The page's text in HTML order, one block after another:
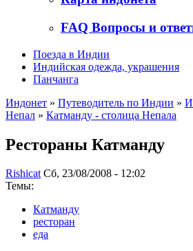
FAQ Вопросы и
Поезда в Индии
Индийская одежда, украшения
Панчанга
Индонет » Путеводитель по Индии »
Непал » Катманду - столица Непала
Рестораны Катманду
RishicatСб, 23/08/2008 - 12:02
Темы:
Катманду
ресторан
еда